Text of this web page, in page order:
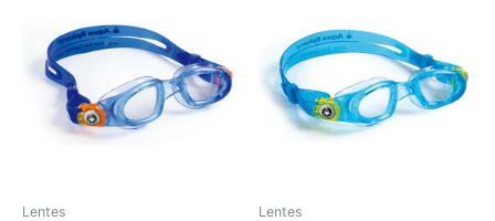
Lentes Lentes